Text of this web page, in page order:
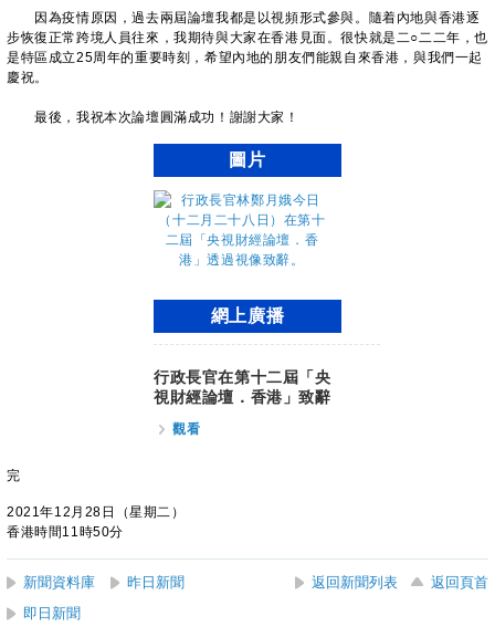
因為疫情原因，過去兩屆論壇我都是以視頻形式參與。隨着內地與香港逐
步恢復正常跨境人員往來，我期待與大家在香港見面。很快就是二○二二年，也
是特區成立25周年的重要時刻，希望內地的朋友們能親自來香港，與我們一起
慶祝。
最後，我祝本次論壇圓滿成功！謝謝大家！
圖片
網上廣播
行政長官在第十二屆「央
視財經論壇．香港」致辭
觀看
完
2021年12月28日（星期二）
香港時間11時50分
新聞資料庫 昨日新聞 返回新聞列表
返回頁首
即日新聞